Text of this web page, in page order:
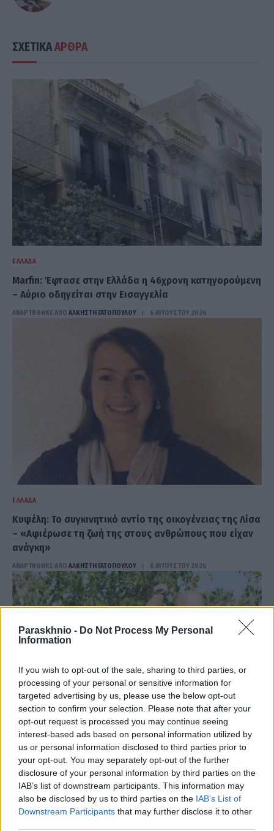
Paraskhnio - Do Not Process My Personal
Information
If you wish to opt-out of the sale, sharing to third parties, or
processing of your personal or sensitive information for
targeted advertising by us, please use the below opt-out
section to confirm your selection. Please note that after your
opt-out request is processed you may continue seeing
interest-based ads based on personal information utilized by
us or personal information disclosed to third parties prior to
your opt-out. You may separately opt-out of the further
disclosure of your personal information by third parties on the
IAB’s list of downstream participants. This information may
also be disclosed by us to third parties on the IAB’s List of
Downstream Participants that may further disclose it to other
ΣΧΕΤΙΚΑΑΡΘΡΑ
ΕΛΛΆΔΑ
Marfin: Έφτασε στην Ελλάδα η 46χρονη κατηγορούμενη
– Αύριο οδηγείται στην Εισαγγελία
ΑΝΑΡΤΗΘΗΚΕ ΑΠΟ ΆΛΚΗΣΤΗ ΓΑΤΟΠΟΎΛΟΥ 6 ΑΥΓΟΎΣΤΟΥ 2026
ΕΛΛΆΔΑ
Κυψέλη: Το συγκινητικό αντίο της οικογένειας της Λίσα
– «Αφιέρωσε τη ζωή της στους ανθρώπους που είχαν
ανάγκη»
ΑΝΑΡΤΗΘΗΚΕ ΑΠΟ ΆΛΚΗΣΤΗ ΓΑΤΟΠΟΎΛΟΥ 6 ΑΥΓΟΎΣΤΟΥ 2026
Ναύπλιο: Στη φυλακή οι δύο κατηγορούμενοι για τη
δολοφονία του 58χρονου ψυχολόγου
ΆΛΚΗΣΤΗ ΓΑΤΟΠΟΎΛΟΥ